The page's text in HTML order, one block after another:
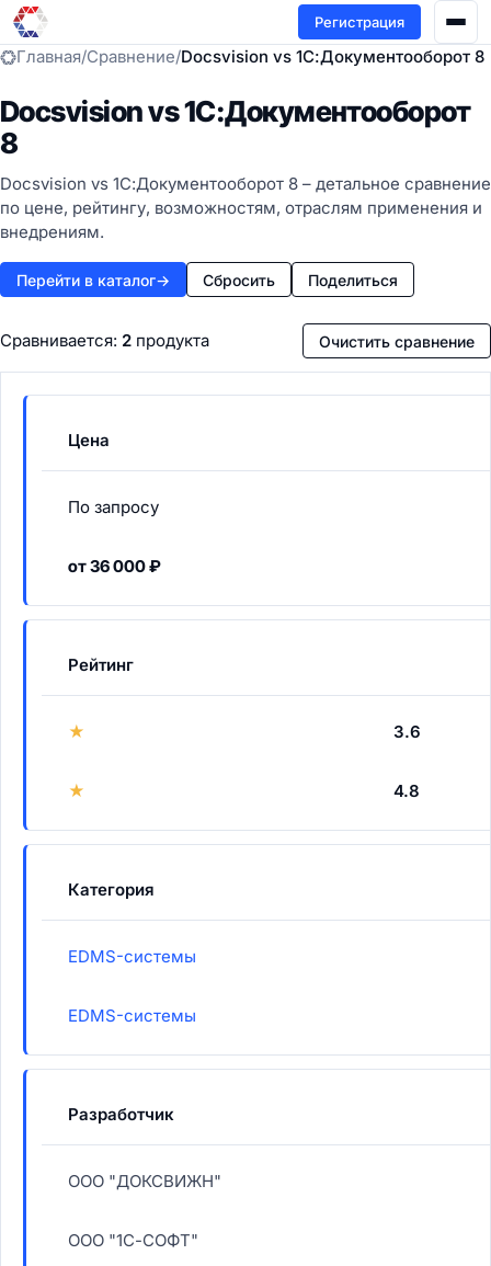
Регистрация
Главная/Сравнение/Docsvision vs 1С:Документооборот 8
Docsvision vs 1С:Документооборот
8
Docsvision vs 1С:Документооборот 8 – детальное сравнение
по цене, рейтингу, возможностям, отраслям применения и
внедрениям.
Перейти в каталог→ Сбросить Поделиться
Сравнивается: 2 продукта Очистить сравнение
Цена
По запросу
от 36 000 ₽
Рейтинг
★ 3.6
★ 4.8
Категория
EDMS-системы
EDMS-системы
Разработчик
ООО "ДОКСВИЖН"
ООО "1С-СОФТ"